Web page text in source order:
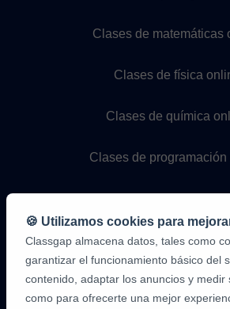
Clases de matemáticas
Clases de física
Clases de química
Clases de programación
9,6/10
🍪 Utilizamos cookies para
Classgap almacena datos, tales como
garantizar el funcionamiento básico del
contenido, adaptar los anuncios y medir
como para ofrecerte una mejor